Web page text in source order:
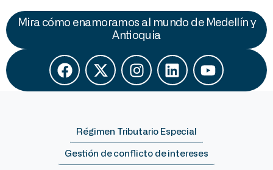
Mira cómo enamoramos al mundo de Medellín y
Antioquia
Régimen Tributario Especial
Gestión de conflicto de intereses